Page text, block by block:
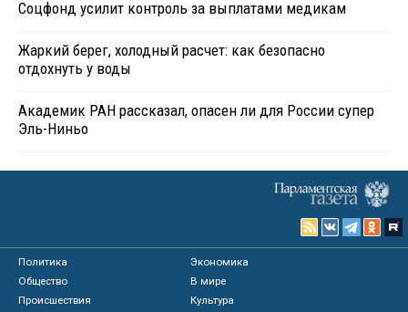
Соцфонд усилит контроль за выплатами медикам
Жаркий берег, холодный расчет: как безопасно
отдохнуть у воды
Академик РАН рассказал, опасен ли для России супер
Эль-Ниньо
Политика
Экономика
Общество
В мире
Происшествия
Культура